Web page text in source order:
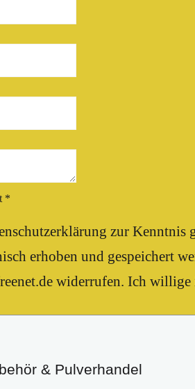
*
zur Kenntnis
erhoben und gespeichert
widerrufen. Ich
& Pulverhandel